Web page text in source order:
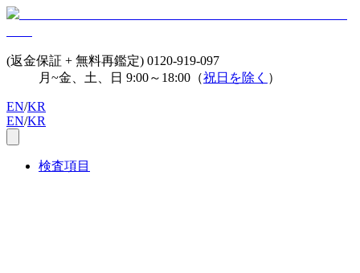
(返金保証 + 無料再鑑定) 0120-919-097
月~金、土、日 9:00～18:00（祝日を除く ）
EN/KR
EN/KR
検査項目